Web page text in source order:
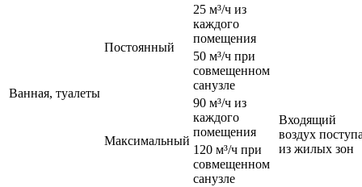
Ванная, туалеты
Постоянный
25 м³/ч из
каждого
помещения
Входящий
воздух
из жилых зон
50 м³/ч при
совмещенном
санузле
Максимальный
90 м³/ч из
каждого
помещения
120 м³/ч при
совмещенном
санузле